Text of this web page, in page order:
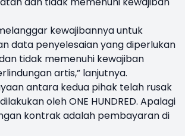
kewajibannya untuk
data penyelesaian yang diperlukan
tidak memenuhi kewajiban
artis,” lanjutnya.
antara kedua pihak telah rusak
oleh ONE HUNDRED. Apalagi
kontrak adalah pembayaran di